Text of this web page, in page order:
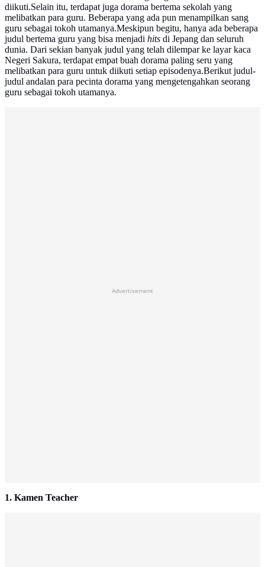
diikuti.Selain itu, terdapat juga dorama bertema sekolah yang
melibatkan para guru. Beberapa yang ada pun menampilkan sang
guru sebagai tokoh utamanya.Meskipun begitu, hanya ada beberapa
judul bertema guru yang bisa menjadi hits di Jepang dan seluruh
dunia. Dari sekian banyak judul yang telah dilempar ke layar kaca
Negeri Sakura, terdapat empat buah dorama paling seru yang
melibatkan para guru untuk diikuti setiap episodenya.Berikut judul-
judul andalan para pecinta dorama yang mengetengahkan seorang
guru sebagai tokoh utamanya.
Advertisement
1. Kamen Teacher